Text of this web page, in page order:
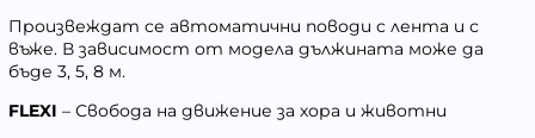
Произвеждат се автоматични поводи с лента и с
въже. В зависимост от модела дължината може да
бъде 3, 5, 8 м.
FLEXI – Свобода на движение за хора и животни